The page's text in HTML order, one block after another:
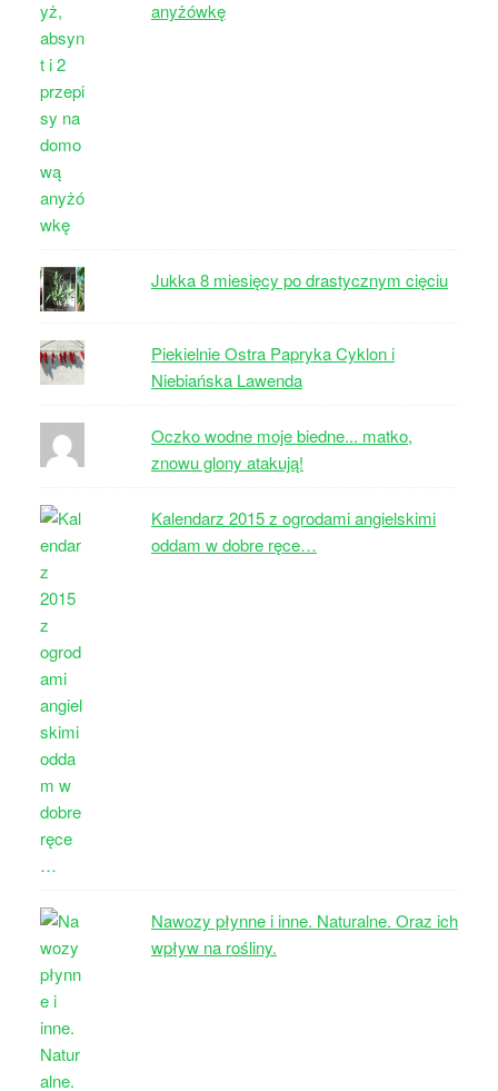
anyżówkę
Jukka 8 miesięcy po drastycznym cięciu
Piekielnie Ostra Papryka Cyklon i
Niebiańska Lawenda
Oczko wodne moje biedne... matko,
znowu glony atakują!
Kalendarz 2015 z ogrodami angielskimi
oddam w dobre ręce…
Nawozy płynne i inne. Naturalne. Oraz ich
wpływ na rośliny.